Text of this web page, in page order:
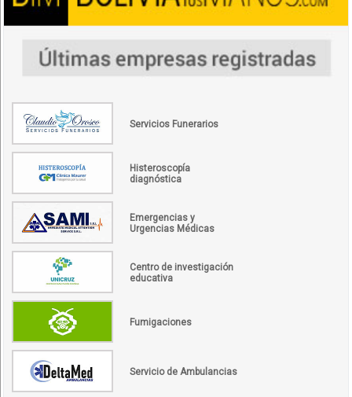
Servicios Funerarios
Histeroscopía
diagnóstica
Emergencias y
Urgencias Médicas
Centro de investigación
educativa
Fumigaciones
Servicio de Ambulancias